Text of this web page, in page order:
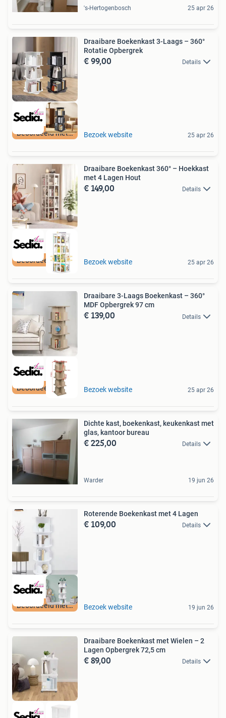
's-Hertogenbosch 25 apr 26
Beoordeeld met 9+
Draaibare Boekenkast 3-Laags – 360°
Rotatie Opbergrek
€ 99,00 Details
Bezoek website 25 apr 26
Beoordeeld met 9+
Draaibare Boekenkast 360° – Hoekkast
met 4 Lagen Hout
€ 149,00 Details
Bezoek website 25 apr 26
Draaibare 3-Laags Boekenkast – 360°
MDF Opbergrek 97 cm
€ 139,00 Details
Bezoek website 25 apr 26
Dichte kast, boekenkast, keukenkast met
glas, kantoor bureau
€ 225,00 Details
Warder 19 jun 26
Beoordeeld met 9+
Roterende Boekenkast met 4 Lagen
€ 109,00 Details
Bezoek website 19 jun 26
Draaibare Boekenkast met Wielen – 2
Lagen Opbergrek 72,5 cm
€ 89,00 Details